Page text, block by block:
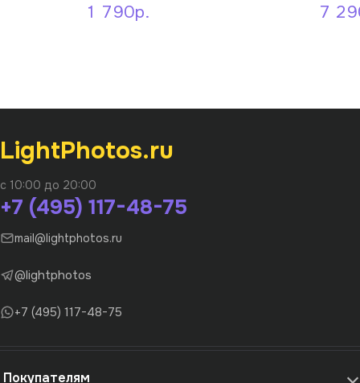
1 790р. 7
LightPhotos.ru
с 10:00 до 20:00
+7 (495) 117-48-75
mail@lightphotos.ru
@lightphotos
+7 (495) 117-48-75
Покупателям